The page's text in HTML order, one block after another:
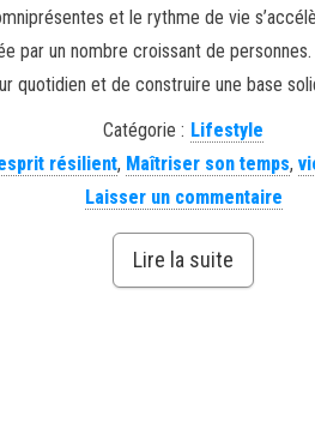
et le rythme de vie
par un nombre croissant de
quotidien et de construire une base
Catégorie : Lifestyle
résilient, Maîtriser son temps,
Laisser un commentaire
Lire la suite